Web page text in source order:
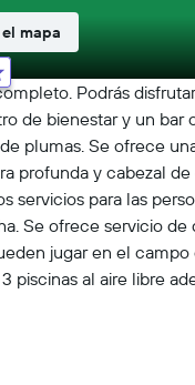
Podrás
de bienestar y un
plumas. Se ofrece
profunda y cabezal
para las
Se ofrece servicio
jugar en el
al aire libre
mapa